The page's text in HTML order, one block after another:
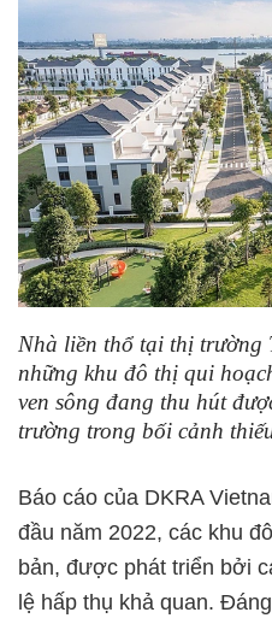
Nhà liền thổ tại thị trường
những khu đô thị qui
ven sông đang thu hút
trường trong bối cảnh
Báo cáo của DKRA
đầu năm 2022, các khu
bản, được phát triển bởi
lệ hấp thụ khả quan.